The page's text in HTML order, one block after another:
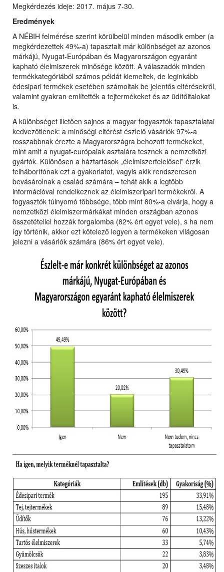
Megkérdezés ideje: 2017. május 7-30.
Eredmények
A NÉBIH felmérése szerint körülbelül minden második ember (a
megkérdezettek 49%-a) tapasztalt már különbséget az azonos
márkájú, Nyugat-Európában és Magyarországon egyaránt
kapható élelmiszerek minősége között. A válaszadók minden
termékkategóriából számos példát kiemeltek, de leginkább
édesipari termékek esetében számoltak be jelentős eltérésekről,
valamint gyakran említették a tejtermékeket és az üdítőitalokat
is.
A különbséget illetően sajnos a magyar fogyasztók tapasztalatai
kedvezőtlenek: a minőségi eltérést észlelő vásárlók 97%-a
rosszabbnak érezte a Magyarországra behozott termékeket,
mint amit a nyugat-európaiak asztalára tesznek a nemzetközi
gyártók. Különösen a háztartások „élelmiszerfelelősei” érzik
felháborítónak ezt a gyakorlatot, vagyis akik rendszeresen
bevásárolnak a család számára – tehát akik a legtöbb
információval rendelkeznek az élelmiszeripari termékekről. A
fogyasztók túlnyomó többsége, több mint 80%-a elvárja, hogy a
nemzetközi élelmiszermárkákat minden országban azonos
összetétellel hozzák forgalomba (82% ért egyet vele), s ha nem
így történik, akkor ezt kötelező legyen a termékeken világosan
jelezni a vásárlók számára (86% ért egyet vele).